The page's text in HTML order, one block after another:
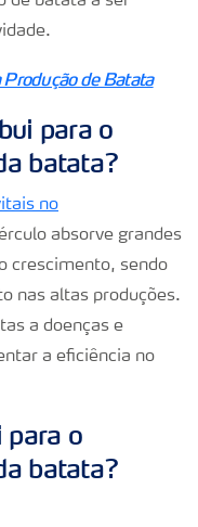
Produção de Batata
para o
batata?
no
absorve grandes
crescimento, sendo
nas altas produções.
a doenças e
a eficiência no
para o
batata?